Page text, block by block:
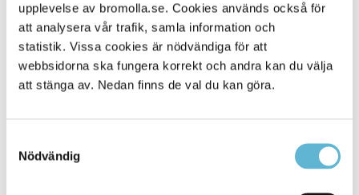
upplevelse av bromolla.se. Cookies används också för
att analysera vår trafik, samla information och
statistik. Vissa cookies är nödvändiga för att
webbsidorna ska fungera korrekt och andra kan du välja
att stänga av. Nedan finns de val du kan göra.
Nödvändig
Kontakt
Christer Björk
Gatuingenjör
0456-82 22 79